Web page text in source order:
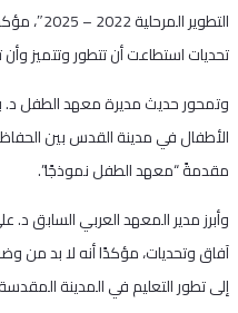
التطوير
تحديات استطاعت أن تتطور وتتميز
وتمحور حديث مديرة معهد الطفل د.
الأطفال في مدينة القدس بين الحفاظ
مقدمةً “معهد الطفل نموذجًا”.
وأبرز مدير المعهد العربي السابق
آفاق وتحديات، مؤكدًا أنه لا بد
إلى تطور التعليم في المدينة